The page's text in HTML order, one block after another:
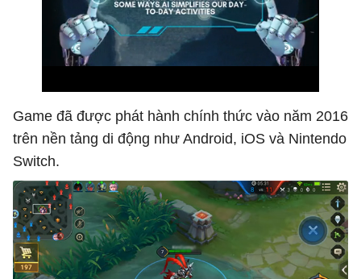
Game đã được phát hành chính thức vào năm 2016
trên nền tảng di động như Android, iOS và Nintendo
Switch.